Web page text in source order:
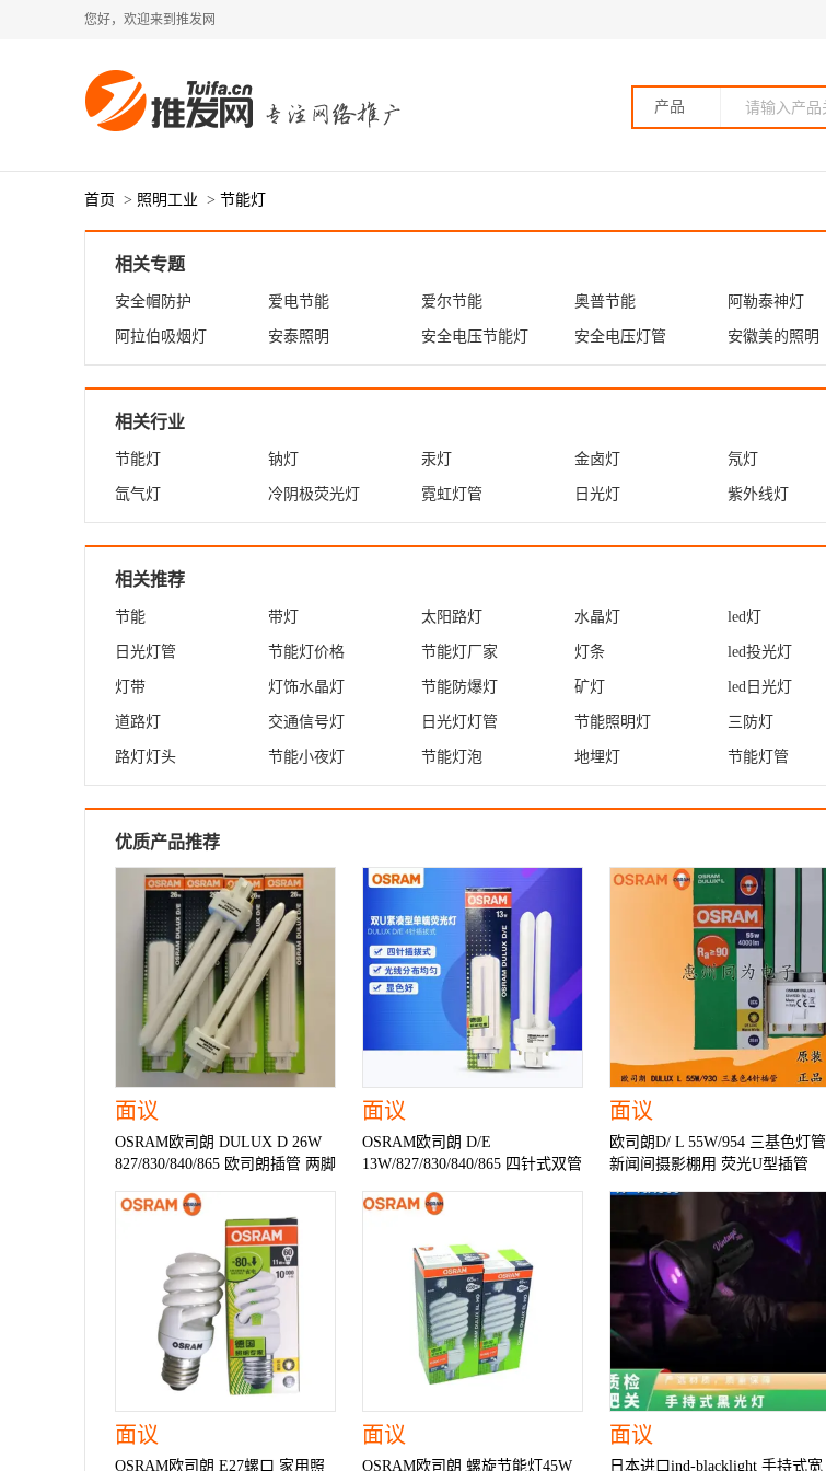
您好，欢迎来到推发网
产品
首页 > 照明工业 > 节能灯
相关专题
安全帽防护 爱电节能 爱尔节能 奥普节能 阿勒泰神灯
阿拉伯吸烟灯 安泰照明 安全电压节能灯 安全电压灯管 安徽美的照明
相关行业
节能灯 钠灯 汞灯 金卤灯 氖灯
氙气灯 冷阴极荧光灯 霓虹灯管 日光灯 紫外线灯
相关推荐
节能 带灯 太阳路灯 水晶灯 led灯
日光灯管 节能灯价格 节能灯厂家 灯条 led投光灯
灯带 灯饰水晶灯 节能防爆灯 矿灯 led日光灯
道路灯 交通信号灯 日光灯灯管 节能照明灯 三防灯
路灯灯头 节能小夜灯 节能灯泡 地埋灯 节能灯管
优质产品推荐
面议
OSRAM欧司朗 DULUX D 26W
827/830/840/865 欧司朗插管 两脚
面议
OSRAM欧司朗 D/E
13W/827/830/840/865 四针式双管
面议
欧司朗D/ L 55W/954 三基色灯管
新闻间摄影棚用 荧光U型插管
面议
OSRAM欧司朗 E27螺口 家用照
面议
OSRAM欧司朗 螺旋节能灯45W
面议
日本进口ind-blacklight 手持式宽